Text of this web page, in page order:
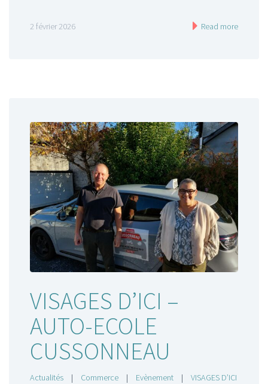
2 février 2026 Read more
VISAGES D’ICI –
AUTO-ECOLE
CUSSONNEAU
Actualités | Commerce | Evènement | VISAGES D’ICI